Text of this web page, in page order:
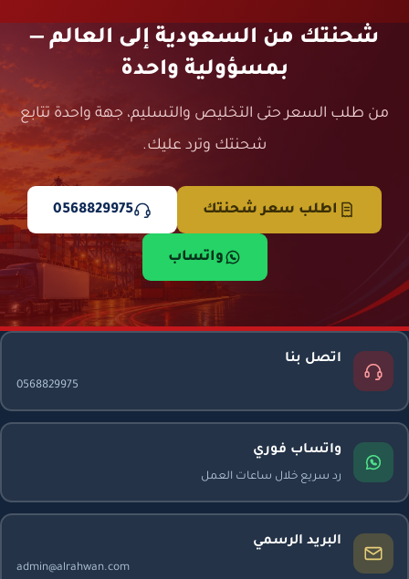
شحنتك من السعودية إلى العالم —
بمسؤولية واحدة
من طلب السعر حتى التخليص والتسليم، جهة واحدة تتابع
شحنتك وترد عليك.
اطلب سعر شحنتك 0568829975
واتساب
اتصل بنا
0568829975
واتساب فوري
رد سريع خلال ساعات العمل
البريد الرسمي
admin@alrahwan.com